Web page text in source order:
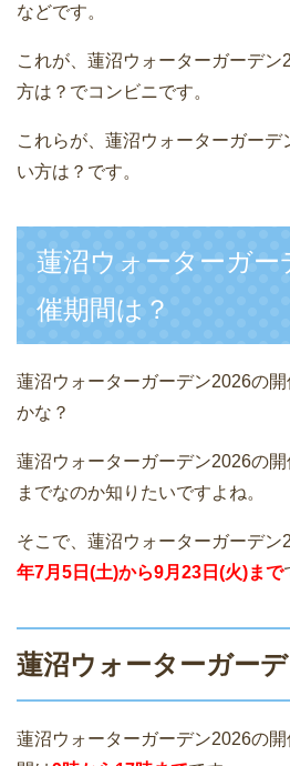
などです。
これが、蓮沼ウォーターガーデン
方は？でコンビニです。
これらが、蓮沼ウォーターガーデ
い方は？です。
蓮沼ウォーターガー
催期間は？
蓮沼ウォーターガーデン2026の
かな？
蓮沼ウォーターガーデン2026の
までなのか知りたいですよね。
そこで、蓮沼ウォーターガーデン
年7月5日(土)から9月23日(火)まで
蓮沼ウォーターガー
蓮沼ウォーターガーデン2026の